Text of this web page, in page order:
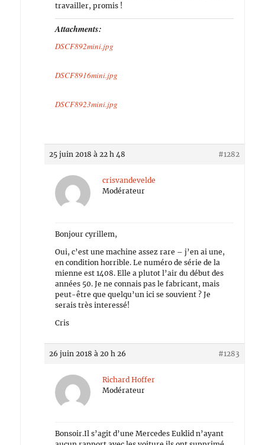
travailler, promis !
Attachments:
DSCF892mini.jpg
DSCF8916mini.jpg
DSCF8923mini.jpg
25 juin 2018 à 22 h 48 #1282
crisvandevelde
Modérateur
Bonjour cyrillem,
Oui, c’est une machine assez rare – j’en ai une,
en condition horrible. Le numéro de série de la
mienne est 1408. Elle a plutot l’air du début des
années 50. Je ne connais pas le fabricant, mais
peut-être que quelqu’un ici se souvient ? Je
serais très interessé!
Cris
26 juin 2018 à 20 h 26 #1283
Richard Hoffer
Modérateur
Bonsoir.Il s’agit d’une Mercedes Euklid n’ayant